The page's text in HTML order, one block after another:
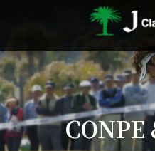
ン
ツ
へ
ス
キ
ッ
プ
ー
シ
ョ
ン
に
移
動